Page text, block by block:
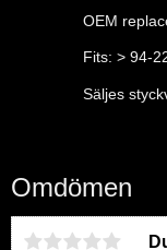
OEM
Fits: > 94-
Säljes
Omdömen